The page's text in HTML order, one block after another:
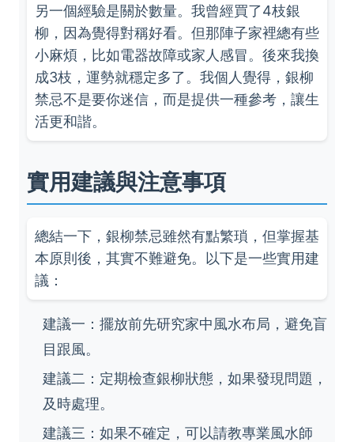
另一個經驗是關於數量。我曾經買了4枝銀
柳，因為覺得對稱好看。但那陣子家裡總有些
小麻煩，比如電器故障或家人感冒。後來我換
成3枝，運勢就穩定多了。我個人覺得，銀柳
禁忌不是要你迷信，而是提供一種參考，讓生
活更和諧。
實用建議與注意事項
總結一下，銀柳禁忌雖然有點繁瑣，但掌握基
本原則後，其實不難避免。以下是一些實用建
議：
建議一：擺放前先研究家中風水布局，避免盲
目跟風。
建議二：定期檢查銀柳狀態，如果發現問題，
及時處理。
建議三：如果不確定，可以請教專業風水師